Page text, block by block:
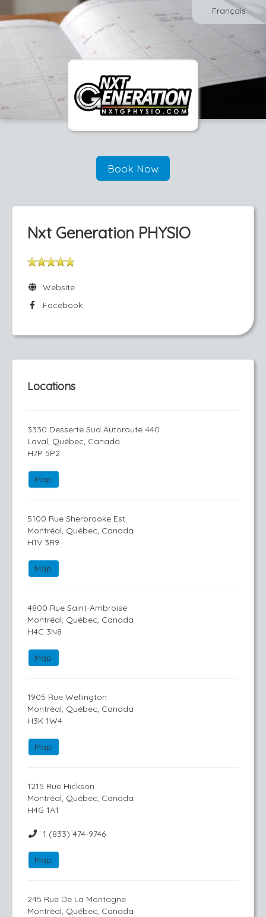
Français
Book Now
Nxt Generation PHYSIO
Website
Facebook
Locations
3330 Desserte Sud Autoroute 440
Laval, Québec, Canada
H7P 5P2
Map
5100 Rue Sherbrooke Est
Montréal, Québec, Canada
H1V 3R9
Map
4800 Rue Saint-Ambroise
Montréal, Québec, Canada
H4C 3N8
Map
1905 Rue Wellington
Montréal, Québec, Canada
H3K 1W4
Map
1215 Rue Hickson
Montréal, Québec, Canada
H4G 1A1
1 (833) 474-9746
Map
245 Rue De La Montagne
Montréal, Québec, Canada